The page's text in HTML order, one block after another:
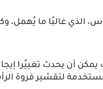
الذي غالبًا ما يُهمل،
يمكن أن يحدث تغييًرا
لتقشير فروة